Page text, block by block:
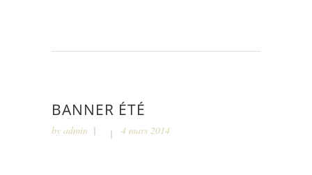
BANNER ÉTÉ
by admin 4 mars 2014